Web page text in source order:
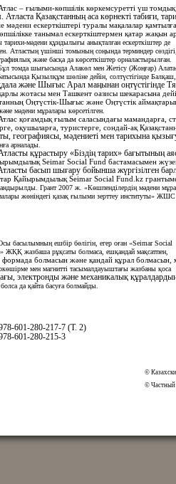
©
© Частный
– ғылыми-көпшілік көркемсуретті үш
Қазақстанның аса көрнекті табиғи,
мәдени ескерткіштері туралы мақалалар
танымал ескерткіштермен қатар жақын
тарихи-мәдени құндылығы анықталған ескерткіштер де
Атластың үшінші томының соңында терминдер
және басқа да көрсеткіштер орналастырылған.
томда шығысында Алакөл мен Жетісу (Жоңғар)
Қызылқұм шөліне дейін, солтүстігінде Балқаш,
және Шығыс Арал маңынан оңтүстігінде
жотасы мен Ташкент оазисы шекарасына
Оңтүстік-Шығыс және Оңтүстік
мәдени мұралары көрсетілген.
қоғамдық ғылым саласындағы мамандарға,
оқушыларға, туристерге, сондай-ақ
географиясы, мәдениеті мен тарихына
арналады.
құрастыру «Біздің тарих» бағытының
Seimar Social Fund бастамасымен
басып шығару бойынша жүргізілген
Қайырымдылық Seimar Social Fund.kz
Грант 2007 ж. «Көшпенділердің мәдени
жөніндегі қазақ ғылыми зерттеу институты» ЖШС
601-280-217-7 (Т. 2)
601-280-215-3
басылымның ешбір бөлігін, егер оған «Seimar Social
ЖҚҚ жазбаша рұқсаты болмаса, ешқандай мақсатпен,
формада болмасын және қандай құрал болмасын,
мен магнитті тасымалдауыштағы жазбаны қоса
электронды және механикалық
да қайта басуға болмайды.